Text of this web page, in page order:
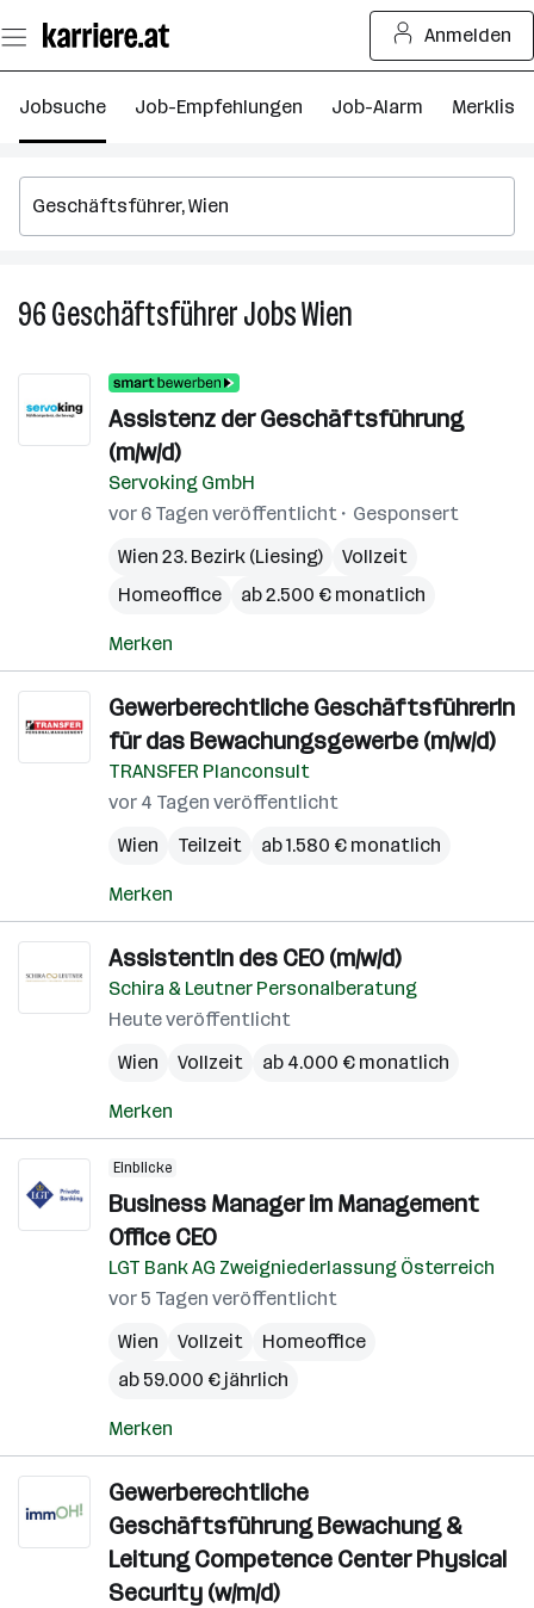
Seiteninhalt
springen
Anmelden
Jobsuche Job-Empfehlungen Job-Alarm Merkliste
96GeschäftsführerJobsWien
Wien
Assistenz der Geschäftsführung
(m/w/d)
Servoking GmbH
vor 6 Tagen veröffentlicht
Gesponsert
Wien 23. Bezirk (Liesing)
Vollzeit
Homeoffice
ab 2.500 € monatlich
Merken
Gewerberechtliche GeschäftsführerIn
für das Bewachungsgewerbe (m/w/d)
TRANSFER Planconsult
vor 4 Tagen veröffentlicht
Wien
Teilzeit ab 1.580 € monatlich
Merken
AssistentIn des CEO (m/w/d)
Schira & Leutner Personalberatung
Heute veröffentlicht
Wien
Vollzeit ab 4.000 € monatlich
Merken
Einblicke
Business Manager im Management
Office CEO
LGT Bank AG Zweigniederlassung Österreich
vor 5 Tagen veröffentlicht
Wien
Vollzeit
Homeoffice
ab 59.000 € jährlich
Merken
Gewerberechtliche
Geschäftsführung Bewachung &
Leitung Competence Center Physical
Security (w/m/d)